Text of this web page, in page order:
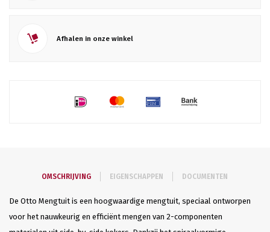
Afhalen in onze winkel
OMSCHRIJVING EIGENSCHAPPEN DOCUMENTEN
De Otto Mengtuit is een hoogwaardige mengtuit, speciaal ontworpen
voor het nauwkeurig en efficiënt mengen van 2-componenten